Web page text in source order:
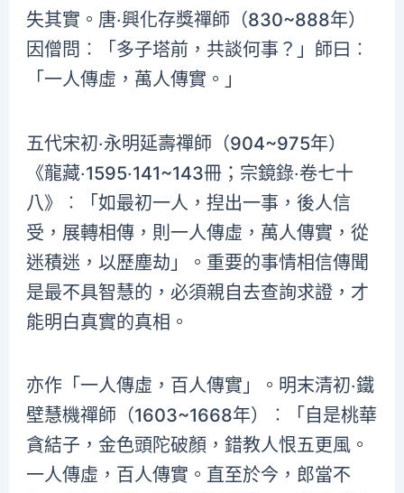
失其實。唐‧興化存獎禪師（830~888年）
因僧問︰「多子塔前，共談何事？」師曰︰
「一人傳虛，萬人傳實。」
五代宋初‧永明延壽禪師（904~975年）
《龍藏‧1595‧141~143冊；宗鏡錄‧卷七十
八》︰「如最初一人，揑出一事，後人信
受，展轉相傳，則一人傳虛，萬人傳實，從
迷積迷，以歷塵劫」。重要的事情相信傳聞
是最不具智慧的，必須親自去查詢求證，才
能明白真實的真相。
亦作「一人傳虛，百人傳實」。明末清初‧鐵
壁慧機禪師（1603~1668年）︰「自是桃華
貪結子，金色頭陀破顏，錯教人恨五更風。
一人傳虛，百人傳實。直至於今，郎當不